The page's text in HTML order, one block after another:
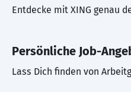
Entdecke mit XING genau
Persönliche Job-
Lass Dich finden von